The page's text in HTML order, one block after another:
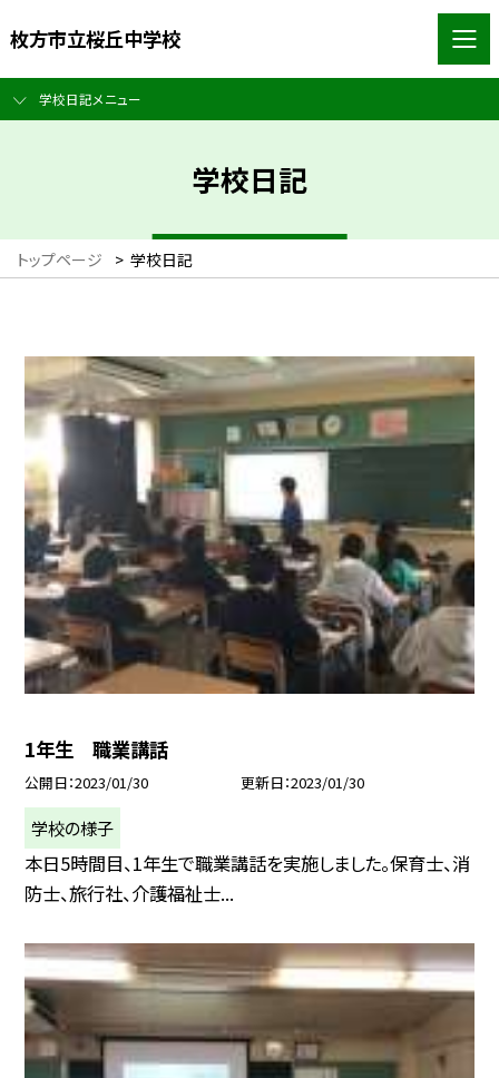
枚方市立桜丘中学校
学校日記メニュー
学校日記
トップページ > 学校日記
1年生 職業講話
公開日 2023/01/30 更新日 2023/01/30
学校の様子
本日5時間目、1年生で職業講話を実施しました。保育士、消
防士、旅行社、介護福祉士...